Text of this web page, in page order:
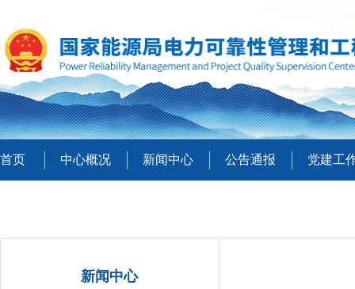
首页 中心概况 新闻中心 公告通报 党建工
新闻中心